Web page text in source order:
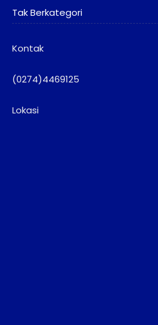
Tak Berkategori
Kontak
(0274)4469125
Lokasi